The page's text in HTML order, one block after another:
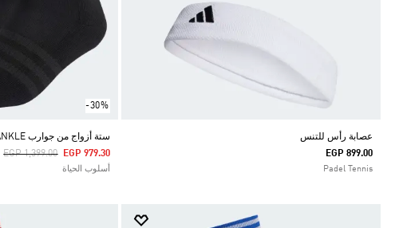
عصابة رأس للتنس
EGP 899.00
Padel Tennis
-30%
ستة أزواج من جوارب CUSHIONED SPORTSWEAR ANKLE
Price Reduced From
EGP 1,399.00ToEGP 979.30
أسلوب الحياة